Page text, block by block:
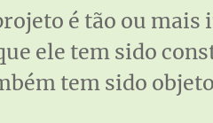
é tão ou mais
ele tem sido
tem sido